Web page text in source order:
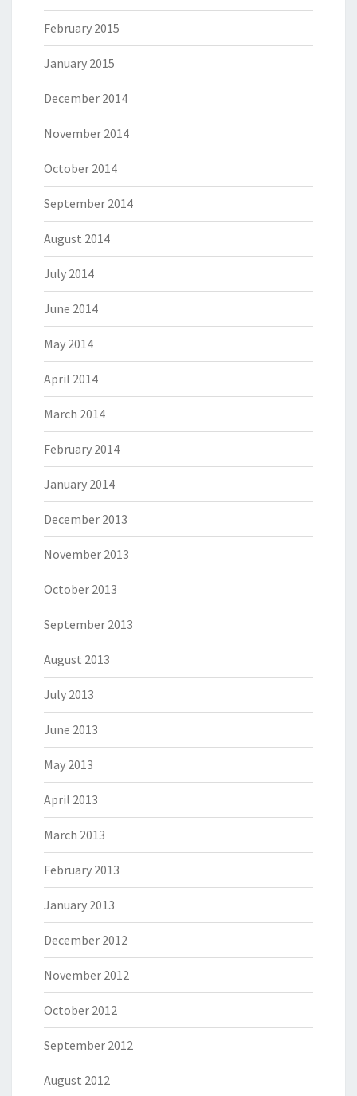
February 2015
January 2015
December 2014
November 2014
October 2014
September 2014
August 2014
July 2014
June 2014
May 2014
April 2014
March 2014
February 2014
January 2014
December 2013
November 2013
October 2013
September 2013
August 2013
July 2013
June 2013
May 2013
April 2013
March 2013
February 2013
January 2013
December 2012
November 2012
October 2012
September 2012
August 2012